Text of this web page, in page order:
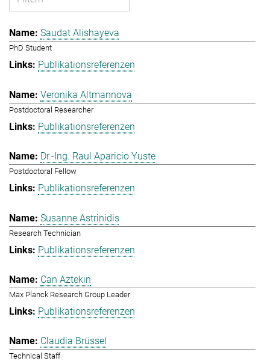
Saudat Alishayeva
PhD Student
Publikationsreferenzen
Veronika Altmannova
Postdoctoral Researcher
Publikationsreferenzen
Dr.-Ing. Raul Aparicio Yuste
Postdoctoral Fellow
Publikationsreferenzen
Susanne Astrinidis
Research Technician
Publikationsreferenzen
Can Aztekin
Max Planck Research Group Leader
Publikationsreferenzen
Claudia Brüssel
Technical Staff